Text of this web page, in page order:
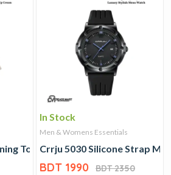
Tone Up Cream
In Stock
Men & Womens Essentials
Crrju 5030 Silicone Strap
BDT 1990 BDT 2350